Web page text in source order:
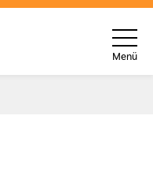
Menü